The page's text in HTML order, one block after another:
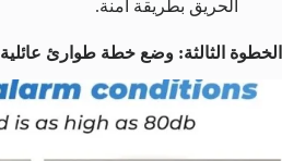
الحريق بطريقة آمنة.
الخطوة الثالثة: وضع خطة طوارئ عائلية